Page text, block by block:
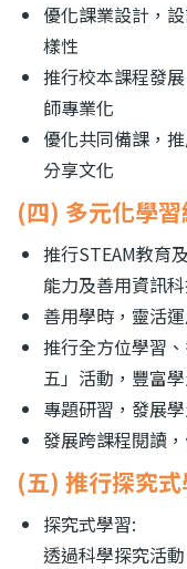
優化課業設計，
樣性
推行校本課程發
師專業化
優化共同備課，
分享文化
(四) 多元化學
推行STEAM教育
能力及善用資訊
善用學時，靈活
推行全方位學習
五」活動，豐富
專題研習，發展
發展跨課程閱讀
(五) 推行探究
探究式學習:
透過科學探究活